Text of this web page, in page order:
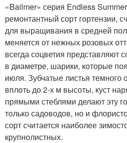
«Bailmer» серия Endless
ремонтантный сорт гортензии,
для выращивания в средней
меняется от нежных розовых
всегда соцветия представляют
в диаметре, шарики, которые
июля. Зубчатые листья
вплоть до 2-х м высоты, куст
прямыми стеблями делают эту
только садоводов, но и
сорт считается наиболее
крупнолистных.